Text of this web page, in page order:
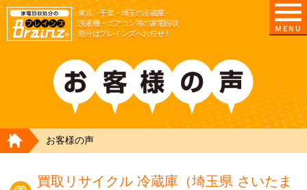
東京/埼玉/千葉/神奈川の 冷蔵庫・洗濯機・エアコン
東京・千葉・埼玉の冷蔵庫・
洗濯機・エアコン等の家電回収
処分はブレインズへお任せ！
HOME
お客様の声
買取リサイクル 冷蔵庫（埼玉県 さいたま